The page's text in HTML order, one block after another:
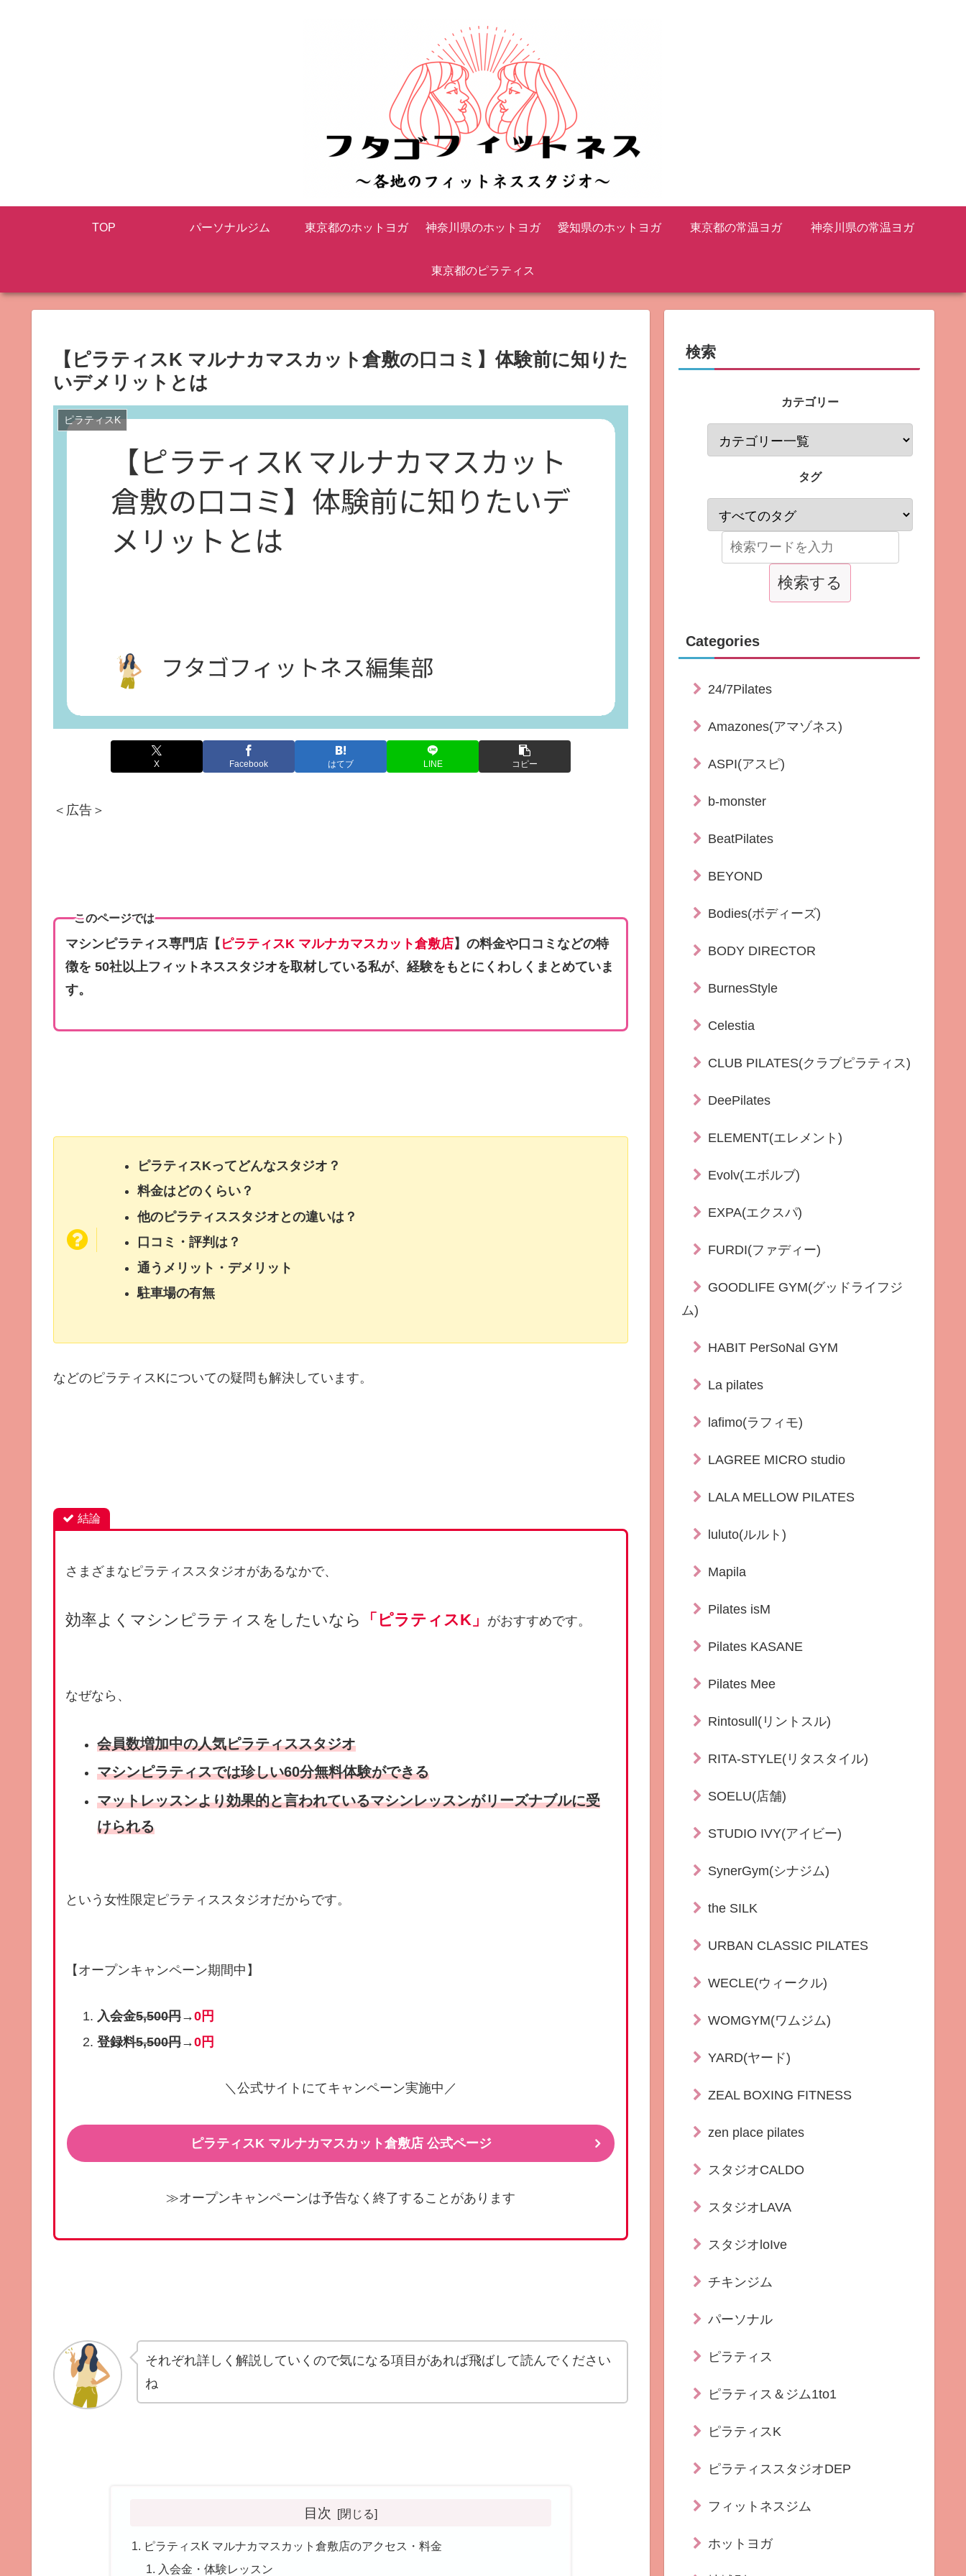
TOP パーソナルジム 東京都のホットヨガ 神奈川県のホットヨガ 愛知県のホットヨガ 東京都の常温ヨガ 神奈川県の常温ヨガ
東京都のピラティス
【ピラティスK マルナカマスカット倉敷の口コミ】体験前に知りた
いデメリットとは
ピラティスK
X Facebook はてブ LINE コピー
＜広告＞
このページでは
マシンピラティス専門店【 ピラティスK マルナカマスカット倉敷店】の料金や口コミなどの特
徴を 50社以上フィットネススタジオを取材している私が、経験をもとにくわしくまとめていま
す。
ピラティスKってどんなスタジオ？
料金はどのくらい？
他のピラティススタジオとの違いは？
口コミ・評判は？
通うメリット・デメリット
駐車場の有無
などのピラティスKについての疑問も解決しています。
結論
さまざまなピラティススタジオがあるなかで、
効率よくマシンピラティスをしたいなら 「ピラティスK」 がおすすめです。
なぜなら、
会員数増加中の人気ピラティススタジオ
マシンピラティスでは珍しい60分無料体験ができる
マットレッスンより効果的と言われているマシンレッスンがリーズナブルに受
けられる
という女性限定ピラティススタジオだからです。
【オープンキャンペーン期間中】
入会金5,500円→0円
登録料5,500円→0円
＼公式サイトにてキャンペーン実施中／
ピラティスK マルナカマスカット倉敷店 公式ページ
≫オープンキャンペーンは予告なく終了することがあります
それぞれ詳しく解説していくので気になる項目があれば飛ばして読んでください
ね
目次
ピラティスK マルナカマスカット倉敷店のアクセス・料金
入会金・体験レッスン
検索
カテゴリー
タグ
Categories
24/7Pilates
Amazones(アマゾネス)
ASPI(アスピ)
b-monster
BeatPilates
BEYOND
Bodies(ボディーズ)
BODY DIRECTOR
BurnesStyle
Celestia
CLUB PILATES(クラブピラティス)
DeePilates
ELEMENT(エレメント)
Evolv(エボルブ)
EXPA(エクスパ)
FURDI(ファディー)
GOODLIFE GYM(グッドライフジ
ム)
HABIT PerSoNal GYM
La pilates
lafimo(ラフィモ)
LAGREE MICRO studio
LALA MELLOW PILATES
luluto(ルルト)
Mapila
Pilates isM
Pilates KASANE
Pilates Mee
Rintosull(リントスル)
RITA-STYLE(リタスタイル)
SOELU(店舗)
STUDIO IVY(アイビー)
SynerGym(シナジム)
the SILK
URBAN CLASSIC PILATES
WECLE(ウィークル)
WOMGYM(ワムジム)
YARD(ヤード)
ZEAL BOXING FITNESS
zen place pilates
スタジオCALDO
スタジオLAVA
スタジオloIve
チキンジム
パーソナル
ピラティス
ピラティス＆ジム1to1
ピラティスK
ピラティススタジオDEP
フィットネスジム
ホットヨガ